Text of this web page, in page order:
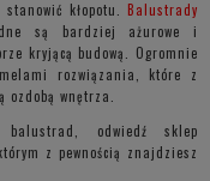
kłopotu. Balustrady
są bardziej ażurowe i
kryjącą budową. Ogromnie
rozwiązania, które z
wnętrza.
odwiedź sklep
z pewnością znajdziesz